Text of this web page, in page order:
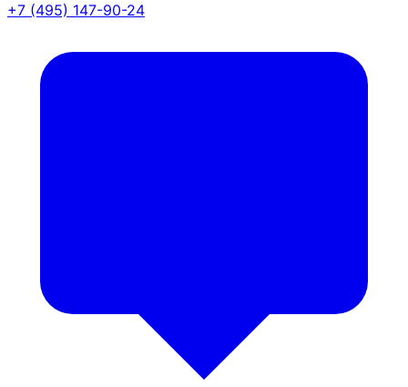
+7 (495) 147-90-24